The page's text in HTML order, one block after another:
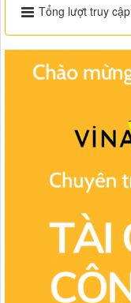
Tổng lượt truy cập